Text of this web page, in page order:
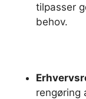
tilpasser
behov.
rengøring